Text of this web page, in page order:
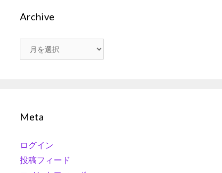
Archive
Archive
Meta
ログイン
投稿フィード